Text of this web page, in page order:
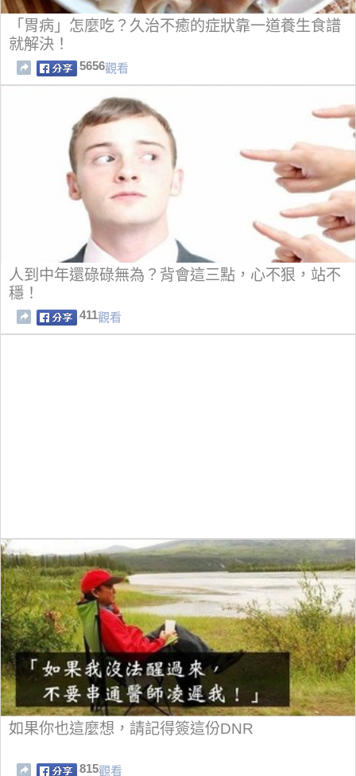
「胃病」怎麼吃？久治不癒的症狀靠一道養生食譜
就解決！
5656觀看
人到中年還碌碌無為？背會這三點，心不狠，站不
穩！
411觀看
如果你也這麼想，請記得簽這份DNR
815觀看